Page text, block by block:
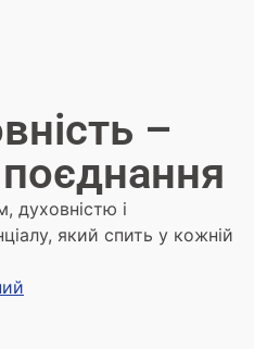
–
духовністю і
який спить у кожній